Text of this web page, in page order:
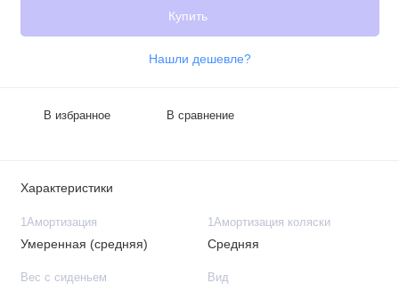
Купить
Нашли дешевле?
В избранное В сравнение
Характеристики
1Амортизация
Умеренная (средняя)
1Амортизация коляски
Средняя
Вес с сиденьем Вид